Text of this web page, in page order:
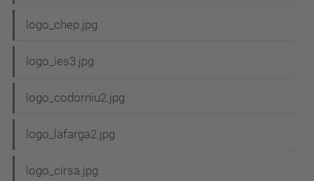
logo_chep.jpg
logo_ies3.jpg
logo_codorniu2.jpg
logo_lafarga2.jpg
logo_cirsa.jpg